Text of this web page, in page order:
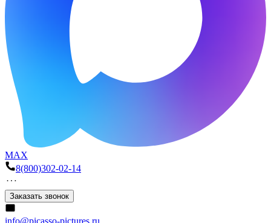
MAX
8(800)302-02-14
Заказать звонок
info@picasso-pictures.ru